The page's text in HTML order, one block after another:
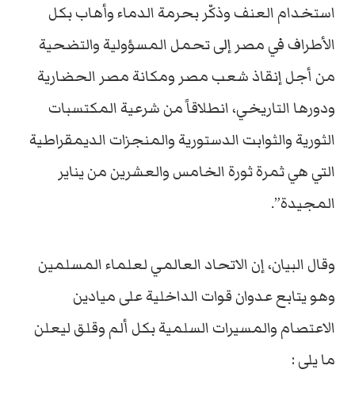
استخدام العنف وذكّر بحرمة الدماء وأهاب بكل
الأطراف في مصر إلى تحمل المسؤولية والتضحية
من أجل إنقاذ شعب مصر ومكانة مصر الحضارية
ودورها التاريخي، انطلاقاً من شرعية المكتسبات
الثورية والثوابت الدستورية والمنجزات الديمقراطية
التي هي ثمرة ثورة الخامس والعشرين من يناير
المجيدة”.
وقال البيان، إن الاتحاد العالمي لعلماء المسلمين
وهو يتابع عدوان قوات الداخلية على ميادين
الاعتصام والمسيرات السلمية بكل ألم وقلق ليعلن
ما يلى :